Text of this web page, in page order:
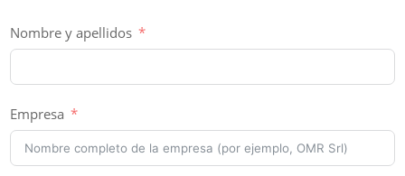
Nombre y apellidos
Empresa